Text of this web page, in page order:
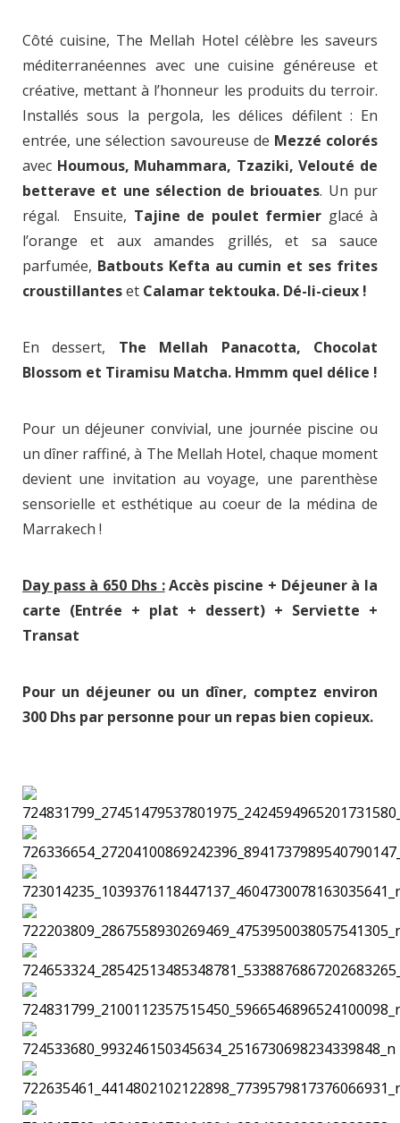
Côté cuisine, The Mellah Hotel célèbre les saveurs
méditerranéennes avec une cuisine généreuse et
créative, mettant à l’honneur les produits du terroir.
Installés sous la pergola, les délices défilent : En
entrée, une sélection savoureuse de Mezzé colorés
avec Houmous, Muhammara, Tzaziki, Velouté de
betterave et une sélection de briouates. Un pur
régal. Ensuite, Tajine de poulet fermier glacé à
l’orange et aux amandes grillés, et sa sauce
parfumée, Batbouts Kefta au cumin et ses frites
croustillanteset Calamar tektouka. Dé-li-cieux !
En dessert, The Mellah Panacotta, Chocolat
Blossom et Tiramisu Matcha. Hmmm quel délice !
Pour un déjeuner convivial, une journée piscine ou
un dîner raffiné, à The Mellah Hotel, chaque moment
devient une invitation au voyage, une parenthèse
sensorielle et esthétique au coeur de la médina de
Marrakech !
Day pass à 650 Dhs :Accès piscine + Déjeuner à la
carte (Entrée + plat + dessert) + Serviette +
Transat
Pour un déjeuner ou un dîner, comptez environ
300 Dhs par personne pour un repas bien copieux.